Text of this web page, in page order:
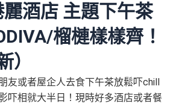
酒店 主題下午茶
榴槤樣樣齊！
）
友或者屋企人去食下午茶放鬆吓chill
吓相就大半日！現時好多酒店或者餐